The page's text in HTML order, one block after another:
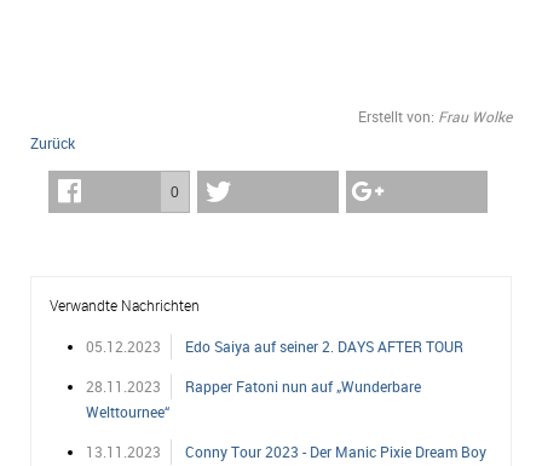
Erstellt von: Frau Wolke
Zurück
0
Verwandte Nachrichten
05.12.2023 Edo Saiya auf seiner 2. DAYS AFTER TOUR
28.11.2023
Rapper Fatoni nun auf „Wunderbare
Welttournee“
13.11.2023
Conny Tour 2023 - Der Manic Pixie Dream Boy